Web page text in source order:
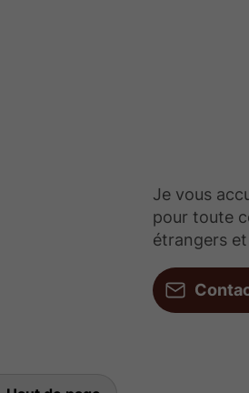
Je vous
pour toute
étrangers